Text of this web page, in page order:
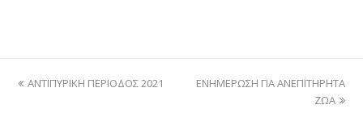
previous
ΑΝΤΙΠΥΡΙΚΗ ΠΕΡΙΟΔΟΣ 2021
next
ΕΝΗΜΕΡΩΣΗ ΓΙΑ ΑΝΕΠΙΤΗΡΗΤΑ
ΖΩΑ